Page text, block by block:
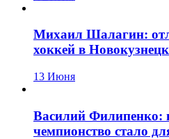
Михаил Шалагин:
хоккей в
13 Июня
Василий Филипенко:
чемпионство стало